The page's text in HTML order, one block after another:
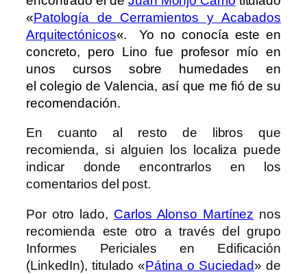
«Patología de Cerramientos y Acabados
Arquitectónicos«. Yo no conocía este en
concreto, pero Lino fue profesor mío en
unos cursos sobre humedades en
el colegio de Valencia, así que me fió de su
recomendación.
En cuanto al resto de libros que
recomienda, si alguien los localiza puede
indicar donde encontrarlos en los
comentarios del post.
Por otro lado, Carlos Alonso Martínez nos
recomienda este otro a través del grupo
Informes Periciales en Edificación
(LinkedIn), titulado «Pátina o Suciedad» de